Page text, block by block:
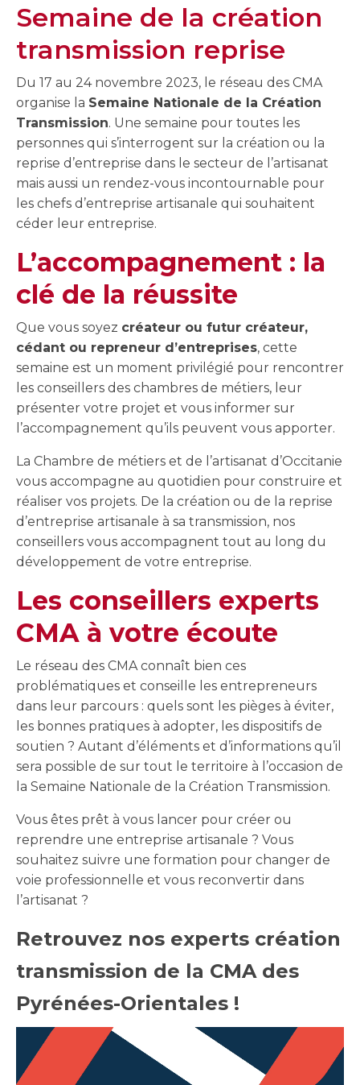
Semaine de la création
transmission reprise
Du 17 au 24 novembre 2023, le réseau des CMA
organise la Semaine Nationale de la Création
Transmission. Une semaine pour toutes les
personnes qui s’interrogent sur la création ou la
reprise d’entreprise dans le secteur de l’artisanat
mais aussi un rendez-vous incontournable pour
les chefs d’entreprise artisanale qui souhaitent
céder leur entreprise.
L’accompagnement : la
clé de la réussite
Que vous soyez créateur ou futur créateur,
cédant ou repreneur d’entreprises, cette
semaine est un moment privilégié pour rencontrer
les conseillers des chambres de métiers, leur
présenter votre projet et vous informer sur
l’accompagnement qu’ils peuvent vous apporter.
La Chambre de métiers et de l’artisanat d’Occitanie
vous accompagne au quotidien pour construire et
réaliser vos projets. De la création ou de la reprise
d’entreprise artisanale à sa transmission, nos
conseillers vous accompagnent tout au long du
développement de votre entreprise.
Les conseillers experts
CMA à votre écoute
Le réseau des CMA connaît bien ces
problématiques et conseille les entrepreneurs
dans leur parcours : quels sont les pièges à éviter,
les bonnes pratiques à adopter, les dispositifs de
soutien ? Autant d’éléments et d’informations qu’il
sera possible de sur tout le territoire à l’occasion de
la Semaine Nationale de la Création Transmission.
Vous êtes prêt à vous lancer pour créer ou
reprendre une entreprise artisanale ? Vous
souhaitez suivre une formation pour changer de
voie professionnelle et vous reconvertir dans
l’artisanat ?
Retrouvez nos experts création
transmission de la CMA des
Pyrénées-Orientales !